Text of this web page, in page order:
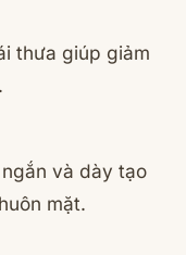
thưa giúp giảm
và dày tạo
mặt.